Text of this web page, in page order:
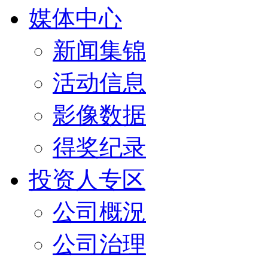
媒体中心
新闻集锦
活动信息
影像数据
得奖纪录
投资人专区
公司概況
公司治理